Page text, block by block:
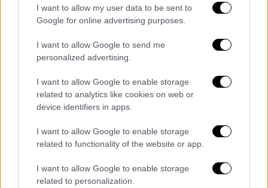
I want to allow my user data to be sent to
Google for online advertising purposes.
I want to allow Google to send me
personalized advertising.
I want to allow Google to enable storage
related to analytics like cookies on web or
device identifiers in apps.
I want to allow Google to enable storage
related to functionality of the website or app.
I want to allow Google to enable storage
related to personalization.
Στην προτροπή του προέδρου της Νίκης,
να κινηθεί νομικά το
ελληνικό κράτος εναντίον της
υπογράμμισε ότι τέτοια ζητήματα
δεν
αντιμετωπίζονται από τη Δικαιοσύνη
αξιολογείται και η περίπτωση του NETFLIX.
Τα σχολιά σας δημοσιεύονται άμεσα με δική σας ευθύνη. Το
ΕΘΝΟΣ θα παρεμβαίνει και τα προσβλητικά σχόλια θα
διαγράφονται